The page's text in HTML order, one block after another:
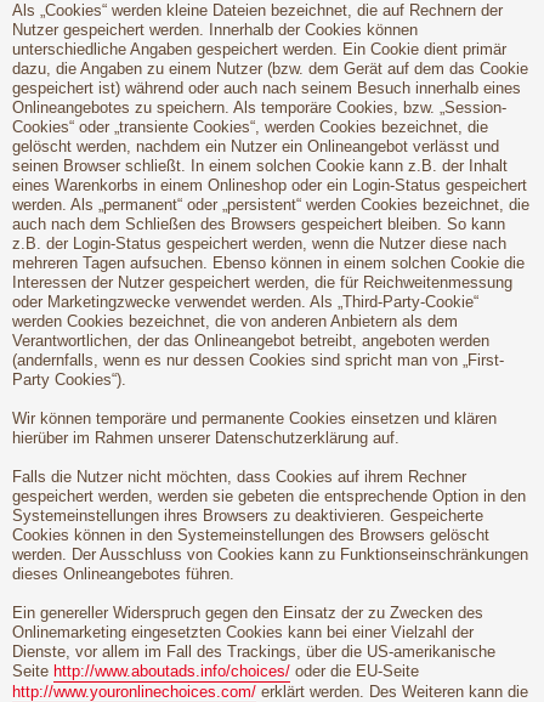
Als „Cookies“ werden kleine Dateien bezeichnet, die auf Rechnern der
Nutzer gespeichert werden. Innerhalb der Cookies können
unterschiedliche Angaben gespeichert werden. Ein Cookie dient primär
dazu, die Angaben zu einem Nutzer (bzw. dem Gerät auf dem das Cookie
gespeichert ist) während oder auch nach seinem Besuch innerhalb eines
Onlineangebotes zu speichern. Als temporäre Cookies, bzw. „Session-
Cookies“ oder „transiente Cookies“, werden Cookies bezeichnet, die
gelöscht werden, nachdem ein Nutzer ein Onlineangebot verlässt und
seinen Browser schließt. In einem solchen Cookie kann z.B. der Inhalt
eines Warenkorbs in einem Onlineshop oder ein Login-Status gespeichert
werden. Als „permanent“ oder „persistent“ werden Cookies bezeichnet, die
auch nach dem Schließen des Browsers gespeichert bleiben. So kann
z.B. der Login-Status gespeichert werden, wenn die Nutzer diese nach
mehreren Tagen aufsuchen. Ebenso können in einem solchen Cookie die
Interessen der Nutzer gespeichert werden, die für Reichweitenmessung
oder Marketingzwecke verwendet werden. Als „Third-Party-Cookie“
werden Cookies bezeichnet, die von anderen Anbietern als dem
Verantwortlichen, der das Onlineangebot betreibt, angeboten werden
(andernfalls, wenn es nur dessen Cookies sind spricht man von „First-
Party Cookies“).
Wir können temporäre und permanente Cookies einsetzen und klären
hierüber im Rahmen unserer Datenschutzerklärung auf.
Falls die Nutzer nicht möchten, dass Cookies auf ihrem Rechner
gespeichert werden, werden sie gebeten die entsprechende Option in den
Systemeinstellungen ihres Browsers zu deaktivieren. Gespeicherte
Cookies können in den Systemeinstellungen des Browsers gelöscht
werden. Der Ausschluss von Cookies kann zu Funktionseinschränkungen
dieses Onlineangebotes führen.
Ein genereller Widerspruch gegen den Einsatz der zu Zwecken des
Onlinemarketing eingesetzten Cookies kann bei einer Vielzahl der
Dienste, vor allem im Fall des Trackings, über die US-amerikanische
Seite http://www.aboutads.info/choices/ oder die EU-Seite
http://www.youronlinechoices.com/ erklärt werden. Des Weiteren kann die